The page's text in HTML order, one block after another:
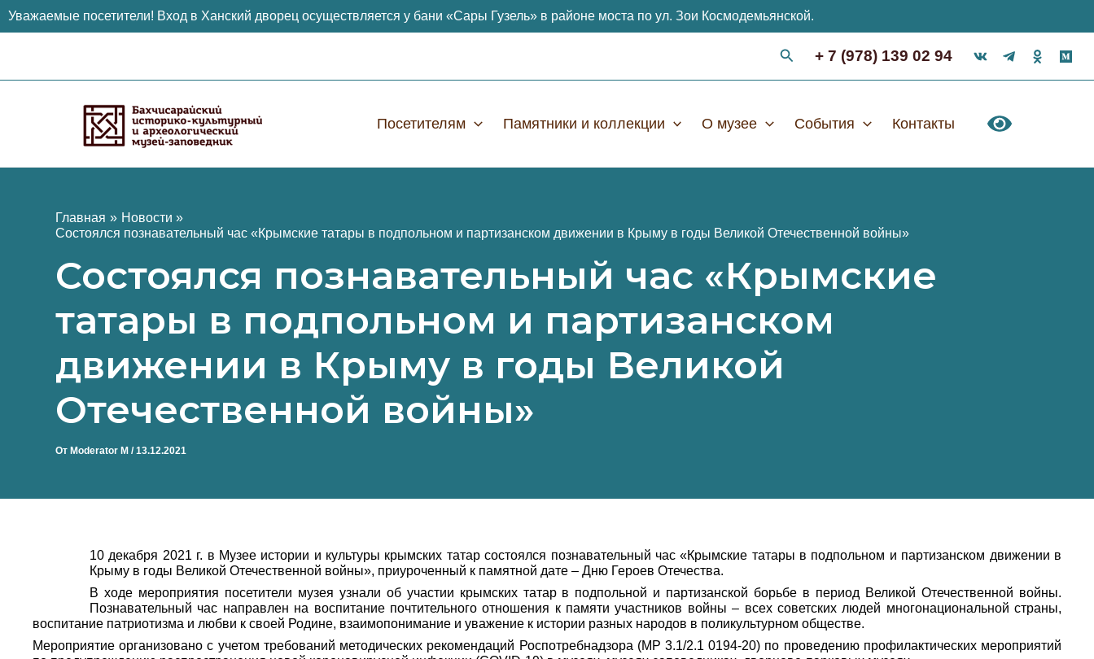
Уважаемые посетители! Вход в Ханский дворец осуществляется у бани «Сары Гузель» в районе моста по ул. Зои Космодемьянской.
+ 7 (978) 139 02 94
Посетителям Памятники и коллекции О музее События Контакты
Главная
Новости
Состоялся познавательный час «Крымские татары в подпольном и партизанском движении в Крыму в годы Великой Отечественной войны»
Состоялся познавательный час «Крымские
татары в подпольном и партизанском
движении в Крыму в годы Великой
Отечественной войны»
От Moderator M /13.12.2021
10 декабря 2021 г. в Музее истории и культуры крымских татар состоялся познавательный час «Крымские татары в подпольном и партизанском движении в
Крыму в годы Великой Отечественной войны», приуроченный к памятной дате – Дню Героев Отечества.
В ходе мероприятия посетители музея узнали об участии крымских татар в подпольной и партизанской борьбе в период Великой Отечественной войны.
Познавательный час направлен на воспитание почтительного отношения к памяти участников войны – всех советских людей многонациональной страны,
воспитание патриотизма и любви к своей Родине, взаимопонимание и уважение к истории разных народов в поликультурном обществе.
Мероприятие организовано с учетом требований методических рекомендаций Роспотребнадзора (МР 3.1/2.1 0194-20) по проведению профилактических мероприятий